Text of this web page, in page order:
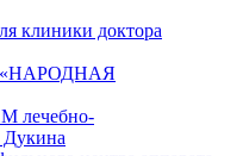
клиники доктора
«НАРОДНАЯ
лечебно-
Дукина